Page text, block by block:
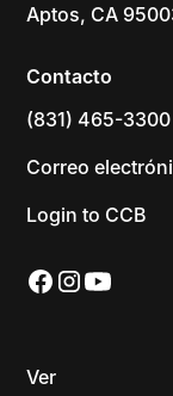
Aptos, CA
Contacto
(831) 465-3300
Correo
Login to CCB
Ver